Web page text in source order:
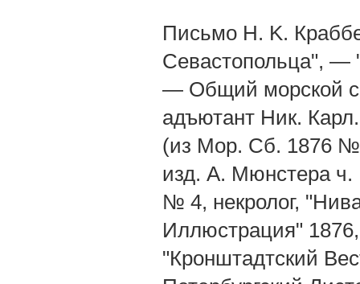
Письмо Н. K.
Севастопольца", —
— Общий морской
адъютант Ник.
(из Мор. Сб. 1876 №
изд. А. Мюнстера ч.
№ 4, некролог,
Иллюстрация"
"Кронштадтский